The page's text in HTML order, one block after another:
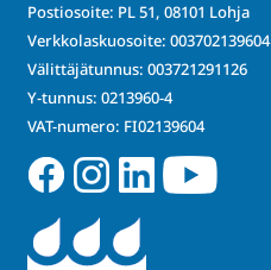
Postiosoite: PL 51, 08101 Lohja
Verkkolaskuosoite: 003702139604
Välittäjätunnus: 003721291126
Y-tunnus: 0213960-4
VAT-numero: FI02139604